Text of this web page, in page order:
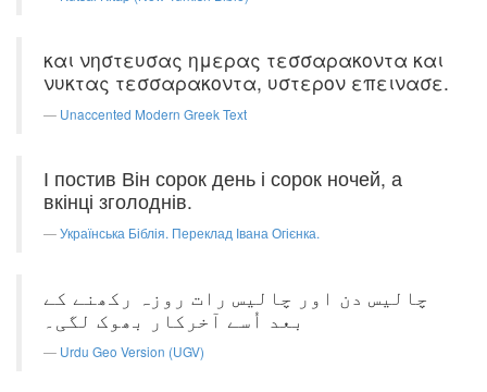
και νηστευσας ημερας τεσσαρακοντα και
νυκτας τεσσαρακοντα, υστερον επεινασε.
Unaccented Modern Greek Text
І постив Він сорок день і сорок ночей, а
вкінці зголоднів.
Українська Біблія. Переклад Івана Огієнка.
چالیس دن اور چالیس رات روزہ رکھنے کے
بعد اُسے آخرکار بھوک لگی۔
Urdu Geo Version (UGV)